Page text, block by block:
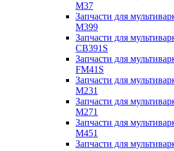
M37
Запчасти для
M399
Запчасти для
CB391S
Запчасти для
FM41S
Запчасти для
M231
Запчасти для
M271
Запчасти для
M451
Запчасти для